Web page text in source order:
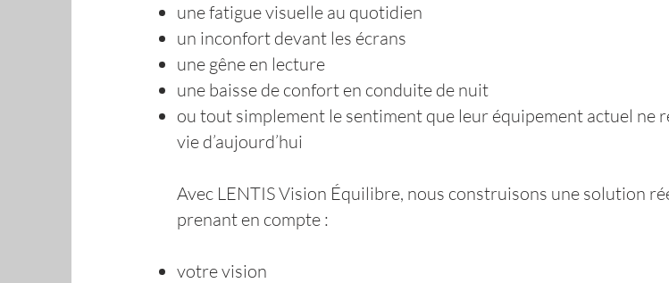
une fatigue visuelle au quotidien
un inconfort devant les écrans
une gêne en lecture
une baisse de confort en conduite de nuit
ou tout simplement le sentiment que leur équipement actuel ne
vie d’aujourd’hui
Avec LENTIS Vision Équilibre, nous construisons une solution
prenant en compte :
votre vision